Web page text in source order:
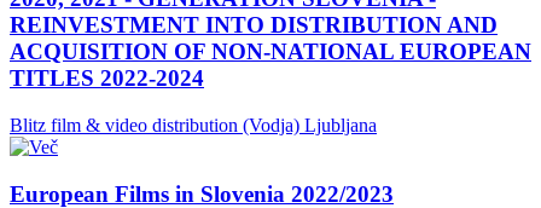
REINVESTMENT INTO DISTRIBUTION AND
ACQUISITION OF NON-NATIONAL EUROPEAN
TITLES 2022-2024
Blitz film & video distribution (Vodja) Ljubljana
European Films in Slovenia 2022/2023